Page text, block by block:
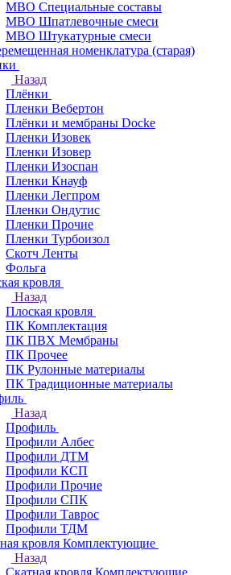
МВО Специальные составы
МВО Шпатлевочные смеси
МВО Штукатурные смеси
номенклатура (старая)
Назад
Плёнки
Пленки Вебертон
Плёнки и мембраны Docke
Пленки Изовек
Пленки Изовер
Пленки Изоспан
Пленки Кнауф
Пленки Легпром
Пленки Ондутис
Пленки Прочие
Пленки Турбоизол
Скотч Ленты
Фольга
кровля
Назад
Плоская кровля
ПК Комплектация
ПК ПВХ Мембраны
ПК Прочее
ПК Рулонные материалы
ПК Традиционные материалы
Назад
Профиль
Профили Албес
Профили ДТМ
Профили КСП
Профили Прочие
Профили СПК
Профили Таврос
Профили ТДМ
кровля Комплектующие
Назад
Скатная кровля Комплектующие